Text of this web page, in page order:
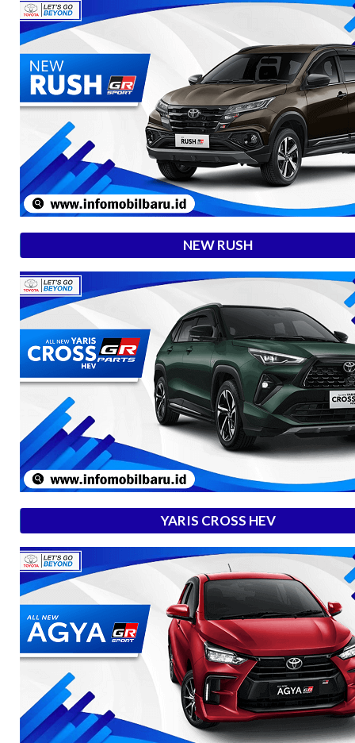
NEW RUSH
YARIS CROSS HEV